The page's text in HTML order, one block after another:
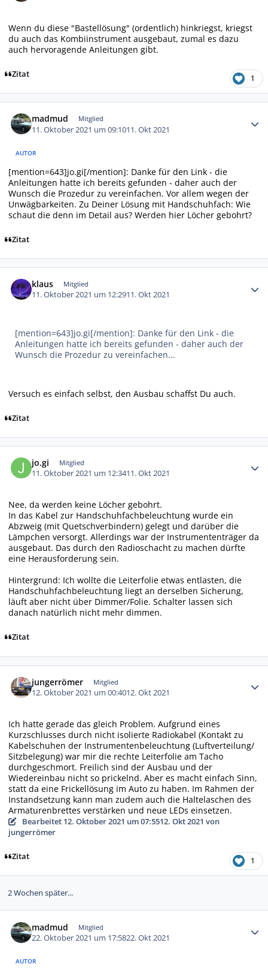
Wenn du diese "Bastellösung" (ordentlich) hinkriegst, kriegst
du auch das Kombiinstrument ausgebaut, zumal es dazu
auch hervoragende Anleitungen gibt.
Zitat 1
madmud Mitglied
11. Oktober 2021 um 09:1011. Okt 2021
AUTOR
[mention=643]jo.gi[/mention]: Danke für den Link - die
Anleitungen hatte ich bereits gefunden - daher auch der
Wunsch die Prozedur zu vereinfachen. Vor allem wegen der
Unwägbarkeiten. Zu Deiner Lösung mit Handschuhfach: Wie
schaut die denn im Detail aus? Werden hier Löcher gebohrt?
Zitat
klaus Mitglied
11. Oktober 2021 um 12:2911. Okt 2021
[mention=643]jo.gi[/mention]: Danke für den Link - die
Anleitungen hatte ich bereits gefunden - daher auch der
Wunsch die Prozedur zu vereinfachen...
Versuch es einfach selbst, den Ausbau schaffst Du auch.
Zitat
jo.gi Mitglied
11. Oktober 2021 um 12:3411. Okt 2021
Nee, da werden keine Löcher gebohrt.
In das Kabel zur Handschuhfachbeleuchtung wurde ein
Abzweig (mit Quetschverbindern) gelegt und darüber die
Lämpchen versorgt. Allerdings war der Instrumententräger da
ausgebaut. Das durch den Radioschacht zu machen dürfte
eine Herausforderung sein.
Hintergrund: Ich wollte die Leiterfolie etwas entlasten, die
Handschuhfachbeleuchtung liegt an derselben Sicherung,
läuft aber nicht über Dimmer/Folie. Schalter lassen sich
danach natürlich nicht mehr dimmen.
Zitat
jungerrömer Mitglied
12. Oktober 2021 um 00:4012. Okt 2021
Ich hatte gerade das gleich Problem. Aufgrund eines
Kurzschlusses durch nicht isolierte Radiokabel (Kontakt zu
Kabelschuhen der Instrumentenbeleuchtung (Luftverteilung/
Sitzbelegung) war mir die rechte Leiterfolie am Tacho
durchgeschmort. Freilich sind der Ausbau und der
Wiedereinbau nicht so prickelnd. Aber es macht einfach Sinn,
statt da eine Frickellösung im Auto zu haben. Im Rahmen der
Instandsetzung kann man zudem auch die Haltelaschen des
Armaturenbrettes verstärken und neue LEDs einsetzen.
Bearbeitet 12. Oktober 2021 um 07:5512. Okt 2021 von
jungerrömer
Zitat 1
2 Wochen später...
madmud Mitglied
22. Oktober 2021 um 17:5822. Okt 2021
AUTOR